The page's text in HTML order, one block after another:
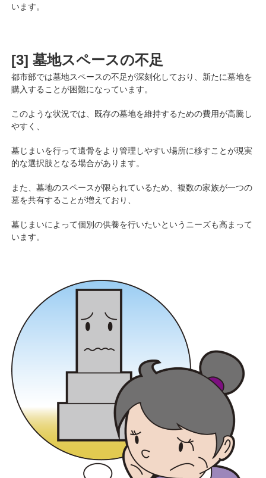
います。
[3] 墓地スペースの不足
都市部では墓地スペースの不足が深刻化しており、新たに墓地を
購入することが困難になっています。
このような状況では、既存の墓地を維持するための費用が高騰し
やすく、
墓じまいを行って遺骨をより管理しやすい場所に移すことが現実
的な選択肢となる場合があります。
また、墓地のスペースが限られているため、複数の家族が一つの
墓を共有することが増えており、
墓じまいによって個別の供養を行いたいというニーズも高まって
います。